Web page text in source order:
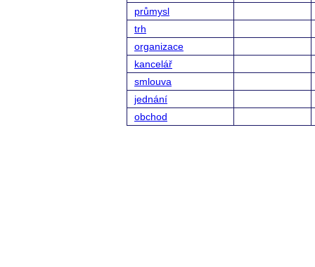
průmysl
trh
organizace
kancelář
smlouva
jednání
obchod